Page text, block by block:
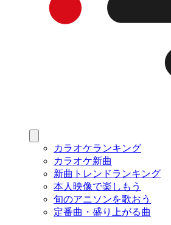
カラオケランキング
カラオケ新曲
新曲トレンドランキング
本人映像で楽しもう
旬のアニソンを歌おう
定番曲・盛り上がる曲